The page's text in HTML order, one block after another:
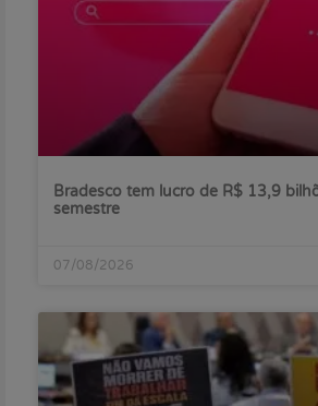
Bradesco tem lucro de R$ 13,9
semestre
07/08/2026